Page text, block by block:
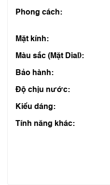
Phong cách:
Mặt kính:
Màu sắc (Mặt Dial):
Bảo hành:
Độ chịu nước:
Kiểu dáng:
Tính năng khác: